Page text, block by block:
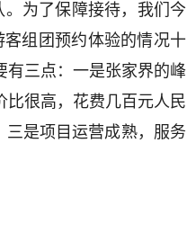
为了保障接待，我们今
组团预约体验的情况十
有三点：一是张家界的峰
很高，花费几百元人民
是项目运营成熟，服务